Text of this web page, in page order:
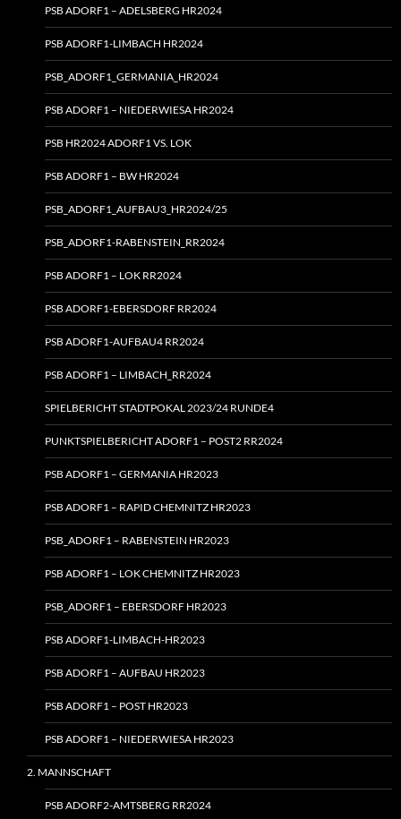
PSB ADORF1 – ADELSBERG HR2024
PSB ADORF1-LIMBACH HR2024
PSB_ADORF1_GERMANIA_HR2024
PSB ADORF1 – NIEDERWIESA HR2024
PSB HR2024 ADORF1 VS. LOK
PSB ADORF1 – BW HR2024
PSB_ADORF1_AUFBAU3_HR2024/25
PSB_ADORF1-RABENSTEIN_RR2024
PSB ADORF1 – LOK RR2024
PSB ADORF1-EBERSDORF RR2024
PSB ADORF1-AUFBAU4 RR2024
PSB ADORF1 – LIMBACH_RR2024
SPIELBERICHT STADTPOKAL 2023/24 RUNDE4
PUNKTSPIELBERICHT ADORF1 – POST2 RR2024
PSB ADORF1 – GERMANIA HR2023
PSB ADORF1 – RAPID CHEMNITZ HR2023
PSB_ADORF1 – RABENSTEIN HR2023
PSB ADORF1 – LOK CHEMNITZ HR2023
PSB_ADORF1 – EBERSDORF HR2023
PSB ADORF1-LIMBACH-HR2023
PSB ADORF1 – AUFBAU HR2023
PSB ADORF1 – POST HR2023
PSB ADORF1 – NIEDERWIESA HR2023
2. MANNSCHAFT
PSB ADORF2-AMTSBERG RR2024